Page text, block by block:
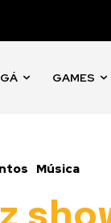
GAMES
Música